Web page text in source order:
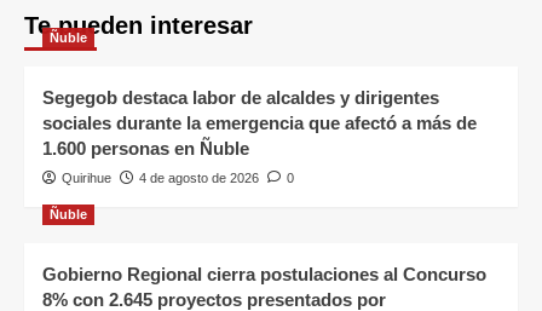
Te pueden interesar
Ñuble
Segegob destaca labor de alcaldes y dirigentes
sociales durante la emergencia que afectó a más de
1.600 personas en Ñuble
Quirihue 4 de agosto de 2026 0
Ñuble
Gobierno Regional cierra postulaciones al Concurso
8% con 2.645 proyectos presentados por